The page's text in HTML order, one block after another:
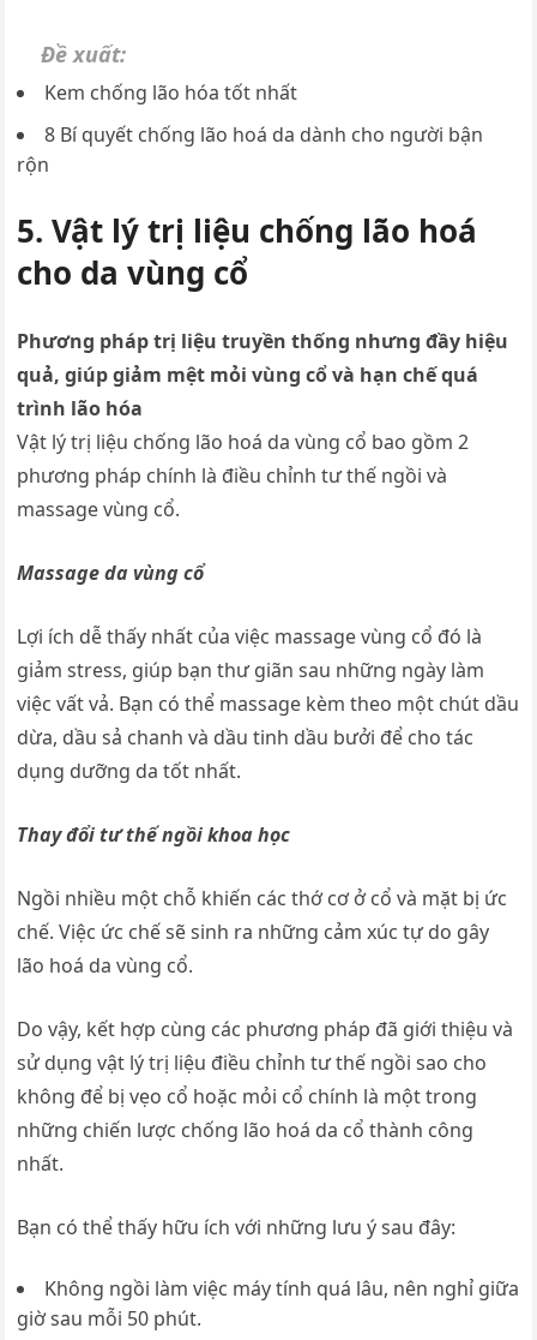
Đề xuất:
Kem chống lão hóa tốt nhất
8 Bí quyết chống lão hoá da dành cho người bận
rộn
5. Vật lý trị liệu chống lão hoá
cho da vùng cổ
Phương pháp trị liệu truyền thống nhưng đầy hiệu
quả, giúp giảm mệt mỏi vùng cổ và hạn chế quá
trình lão hóa
Vật lý trị liệu chống lão hoá da vùng cổ bao gồm 2
phương pháp chính là điều chỉnh tư thế ngồi và
massage vùng cổ.
Massage da vùng cổ
Lợi ích dễ thấy nhất của việc massage vùng cổ đó là
giảm stress, giúp bạn thư giãn sau những ngày làm
việc vất vả. Bạn có thể massage kèm theo một chút dầu
dừa, dầu sả chanh và dầu tinh dầu bưởi để cho tác
dụng dưỡng da tốt nhất.
Thay đổi tư thế ngồi khoa học
Ngồi nhiều một chỗ khiến các thớ cơ ở cổ và mặt bị ức
chế. Việc ức chế sẽ sinh ra những cảm xúc tự do gây
lão hoá da vùng cổ.
Do vậy, kết hợp cùng các phương pháp đã giới thiệu và
sử dụng vật lý trị liệu điều chỉnh tư thế ngồi sao cho
không để bị vẹo cổ hoặc mỏi cổ chính là một trong
những chiến lược chống lão hoá da cổ thành công
nhất.
Bạn có thể thấy hữu ích với những lưu ý sau đây:
Không ngồi làm việc máy tính quá lâu, nên nghỉ giữa
giờ sau mỗi 50 phút.